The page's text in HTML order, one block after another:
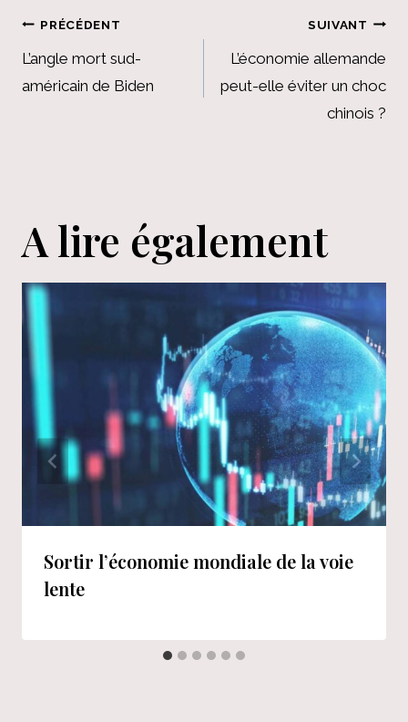
Navigation
de
PRÉCÉDENT
L’angle mort sud-
américain de Biden
SUIVANT
L’économie allemande
peut-elle éviter un choc
chinois ?
A lire également
Sortir l’économie mondiale de la voie
lente